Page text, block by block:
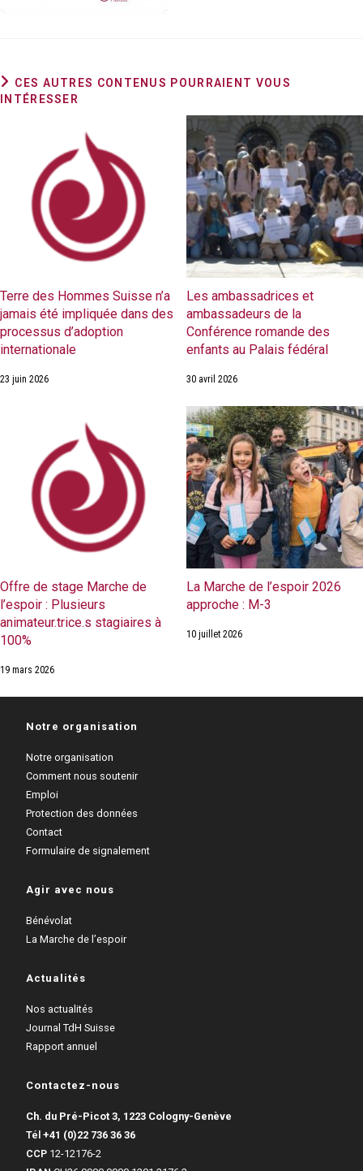
CES AUTRES CONTENUS POURRAIENT VOUS
INTÉRESSER
Terre des Hommes Suisse n’a
jamais été impliquée dans des
processus d’adoption
internationale
23 juin 2026
Les ambassadrices et
ambassadeurs de la
Conférence romande des
enfants au Palais fédéral
30 avril 2026
Offre de stage Marche de
l’espoir : Plusieurs
animateur.trice.s stagiaires à
100%
19 mars 2026
La Marche de l’espoir 2026
approche : M-3
10 juillet 2026
Notre organisation
Notre organisation
Comment nous soutenir
Emploi
Protection des données
Contact
Formulaire de signalement
Agir avec nous
Bénévolat
La Marche de l’espoir
Actualités
Nos actualités
Journal TdH Suisse
Rapport annuel
Contactez-nous
Ch. du Pré-Picot 3, 1223 Cologny-Genève
Tél +41 (0)22 736 36 36
CCP 12-12176-2